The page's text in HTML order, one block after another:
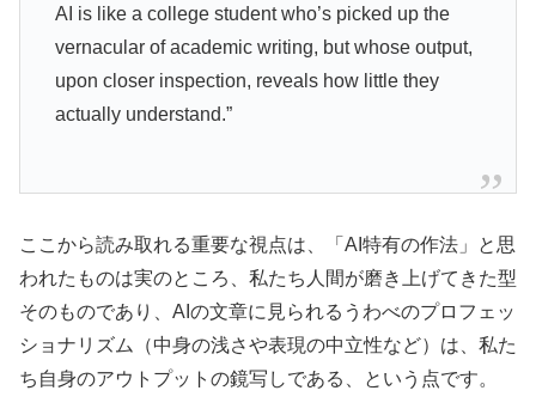
AI is like a college student who’s picked up the
vernacular of academic writing, but whose output,
upon closer inspection, reveals how little they
actually understand.”
ここから読み取れる重要な視点は、「AI特有の作法」と思
われたものは実のところ、私たち人間が磨き上げてきた型
そのものであり、AIの文章に見られるうわべのプロフェッ
ショナリズム（中身の浅さや表現の中立性など）は、私た
ち自身のアウトプットの鏡写しである、という点です。